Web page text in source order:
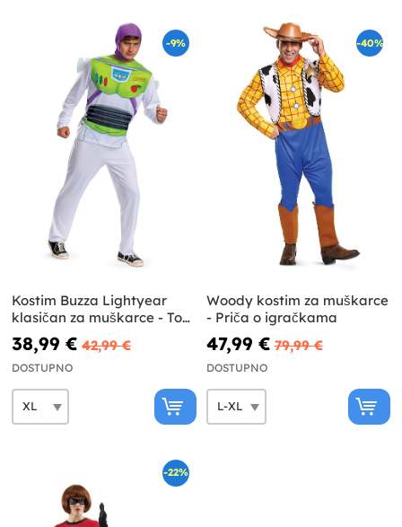
-9%
Kostim Buzza Lightyear
klasičan za muškarce - Toy
Story
38,99 € 42,99 €
DOSTUPNO
-40%
Woody kostim za muškarce
- Priča o igračkama
47,99 € 79,99 €
DOSTUPNO
-22%